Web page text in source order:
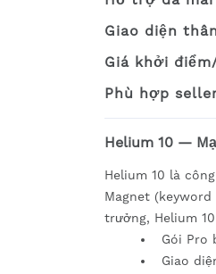
Giao diện
Giá khởi
Phù hợp
Helium 10 —
Helium 10 là
Magnet
trưởng, Helium
Gói Pro
Giao